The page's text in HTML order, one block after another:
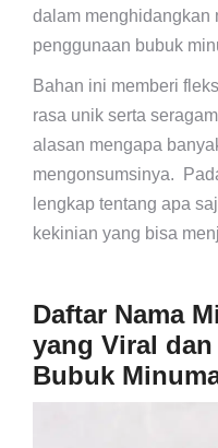
dalam menghidangkan
penggunaan bubuk
Bahan ini memberi
rasa unik serta
alasan mengapa
mengonsumsinya.
lengkap tentang apa
kekinian yang bisa
Daftar Nama
yang Viral
Bubuk